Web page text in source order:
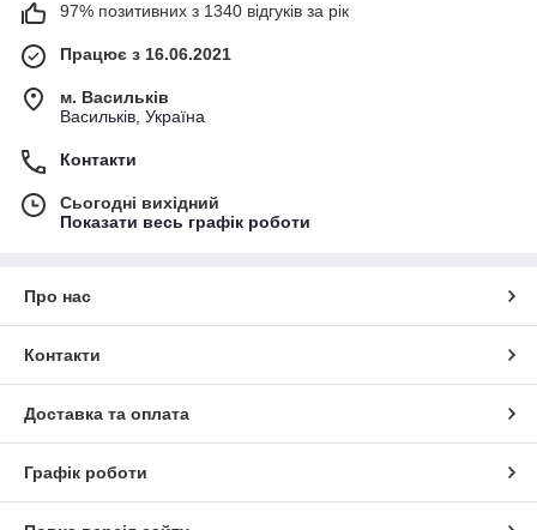
97% позитивних з 1340 відгуків за рік
Працює з 16.06.2021
м. Васильків
Васильків, Україна
Контакти
Сьогодні вихідний
Показати весь графік роботи
Про нас
Контакти
Доставка та оплата
Графік роботи